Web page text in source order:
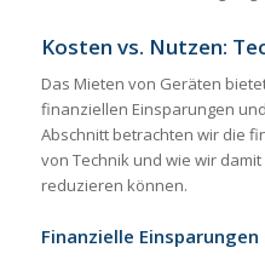
Kosten vs. Nutzen:
Das Mieten von Geräten
finanziellen Einsparungen
Abschnitt betrachten wir die
von Technik und wie wir
reduzieren können.
Finanzielle